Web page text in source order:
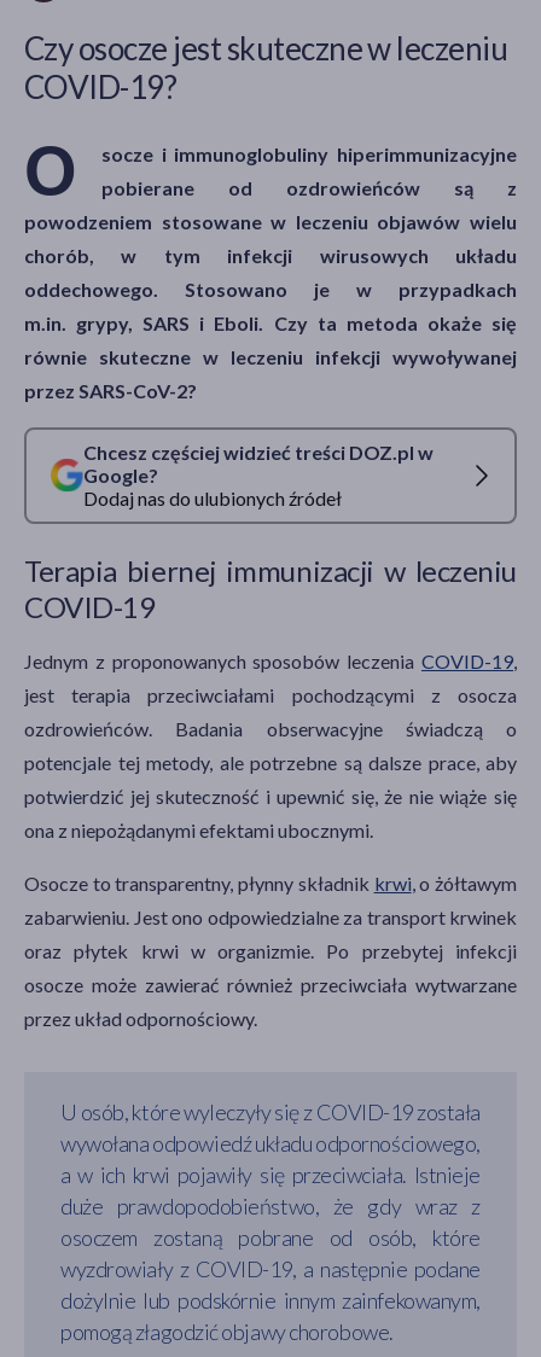
Czy osocze jest skuteczne w leczeniu
COVID-19?
O
socze i immunoglobuliny hiperimmunizacyjne
pobierane od ozdrowieńców są z
powodzeniem stosowane w leczeniu objawów wielu
chorób, w tym infekcji wirusowych układu
oddechowego. Stosowano je w przypadkach
m.in. grypy, SARS i Eboli. Czy ta metoda okaże się
równie skuteczne w leczeniu infekcji wywoływanej
przez SARS-CoV-2?
Chcesz częściej widzieć treści DOZ.pl w
Google?
Dodaj nas do ulubionych źródeł
Terapia biernej immunizacji w leczeniu
COVID-19
Jednym z proponowanych sposobów leczenia COVID-19
jest terapia przeciwciałami pochodzącymi z osocza
ozdrowieńców. Badania obserwacyjne świadczą o
potencjale tej metody, ale potrzebne są dalsze prace, aby
potwierdzić jej skuteczność i upewnić się, że nie wiąże się
ona z niepożądanymi efektami ubocznymi.
Osocze to transparentny, płynny składnik krwi , o żółtawym
zabarwieniu. Jest ono odpowiedzialne za transport krwinek
oraz płytek krwi w organizmie. Po przebytej infekcji
osocze może zawierać również przeciwciała wytwarzane
przez układ odpornościowy.
U osób, które wyleczyły się z COVID-19 została
wywołana odpowiedź układu odpornościowego,
a w ich krwi pojawiły się przeciwciała. Istnieje
duże prawdopodobieństwo, że gdy wraz z
osoczem zostaną pobrane od osób, które
wyzdrowiały z COVID-19, a następnie podane
dożylnie lub podskórnie innym zainfekowanym,
pomogą złagodzić objawy chorobowe.